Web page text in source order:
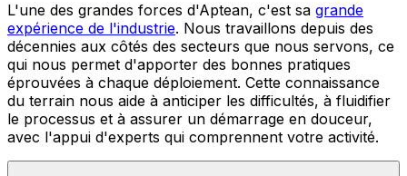
L'une des grandes forces d'Aptean, c'est sa grande
expérience de l'industrie. Nous travaillons depuis des
décennies aux côtés des secteurs que nous servons, ce
qui nous permet d'apporter des bonnes pratiques
éprouvées à chaque déploiement. Cette connaissance
du terrain nous aide à anticiper les difficultés, à fluidifier
le processus et à assurer un démarrage en douceur,
avec l'appui d'experts qui comprennent votre activité.